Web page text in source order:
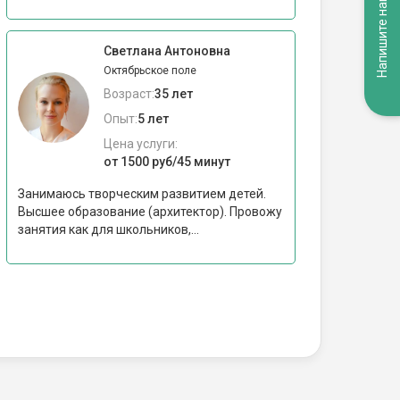
Светлана Антоновна
Октябрьское поле
Возраст:35 лет
Опыт:5 лет
Цена услуги:
от 1500 руб/45 минут
Занимаюсь творческим развитием детей.
Высшее образование (архитектор). Провожу
занятия как для школьников,...
Напишите нам